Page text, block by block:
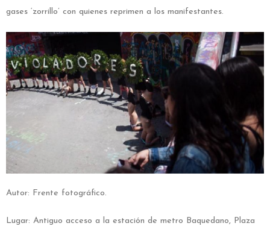
gases ‘zorrillo’ con quienes reprimen a los manifestantes.
Autor: Frente fotográfico.
Lugar: Antiguo acceso a la estación de metro Baquedano, Plaza